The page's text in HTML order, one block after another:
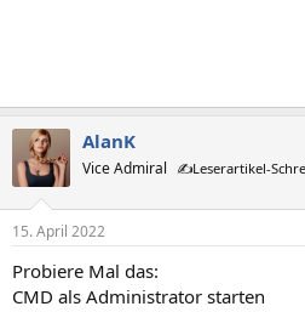
AlanK
Vice Admiral ✍️Leserartikel-
15. April 2022
Probiere Mal das:
CMD als Administrator starten